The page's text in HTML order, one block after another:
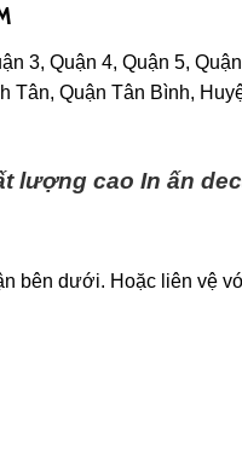
3, Quận 4, Quận 5,
Quận Tân Bình,
lượng cao In ấn
bên dưới. Hoặc liên vệ